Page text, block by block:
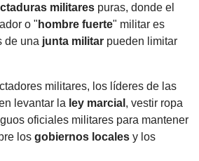
militares puras, donde el
o " hombre fuerte" militar es
de una junta militar pueden limitar
militares, los líderes de las
levantar la ley marcial , vestir ropa
oficiales militares para mantener
los gobiernos locales y los